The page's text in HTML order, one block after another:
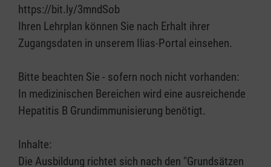
https://bit.ly/3mndSob
Ihren Lehrplan können Sie nach Erhalt ihrer
Zugangsdaten in unserem Ilias-Portal einsehen.
Bitte beachten Sie - sofern noch nicht vorhanden:
In medizinischen Bereichen wird eine ausreichende
Hepatitis B Grundimmunisierung benötigt.
Inhalte:
Die Ausbildung richtet sich nach den "Grundsätzen